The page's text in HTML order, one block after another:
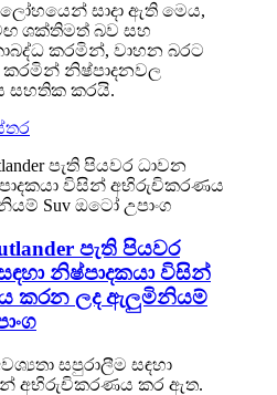
සාදා ඇති මෙය,
ශක්තිමත් බව සහ
කරමින්, වාහන බරට
කරමින් නිෂ්පාදනවල
සහතික කරයි.
පැති පියවර
නිෂ්පාදකයා විසින්
කරන ලද ඇලුමිනියම්
සපුරාලීම සඳහා
අභිරුචිකරණය කර ඇත.